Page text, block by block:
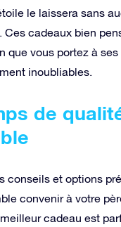
le laissera sans
Ces cadeaux bien
que vous portez à
inoubliables.
de
conseils et options
convenir à votre
cadeau est